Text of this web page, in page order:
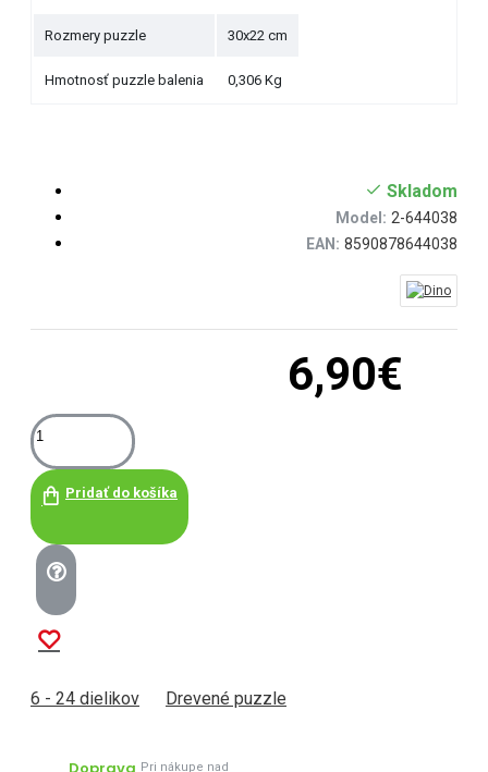
Rozmery puzzle 30x22 cm
Hmotnosť puzzle balenia 0,306 Kg
6,90€
Skladom
Model: 2-644038
EAN: 8590878644038
Pridať do košíka
6 - 24 dielikov Drevené puzzle
Pri nákupe nad